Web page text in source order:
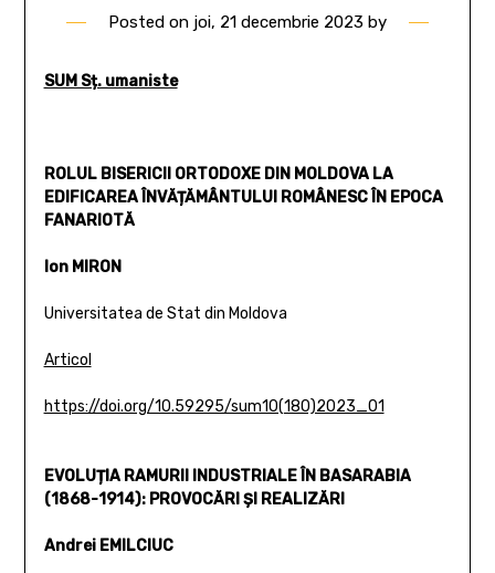
Posted on joi, 21 decembrie 2023 by
SUM Sț. umaniste
ROLUL BISERICII ORTODOXE DIN MOLDOVA LA
EDIFICAREA ÎNVĂȚĂMÂNTULUI ROMÂNESC ÎN EPOCA
FANARIOTĂ
Ion MIRON
Universitatea de Stat din Moldova
Articol
https://doi.org/10.59295/sum10(180)2023_01
EVOLUȚIA RAMURII INDUSTRIALE ÎN BASARABIA
(1868-1914): PROVOCĂRI ȘI REALIZĂRI
Andrei EMILCIUC